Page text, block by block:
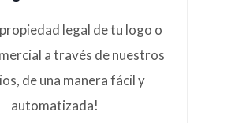
legal de tu logo o
a través de nuestros
de una manera fácil y
automatizada!